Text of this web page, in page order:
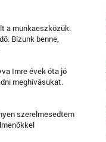
a munkaeszközük.
Bízunk benne,
Imre évek óta jó
meghívásukat.
szerelmesedtem